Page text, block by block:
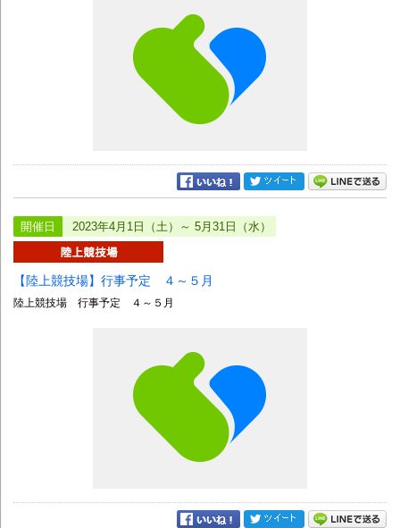
開催日 2023年4月1日（土）～ 5月31日（水）
【陸上競技場】行事予定 ４～５月
陸上競技場 行事予定 ４～５月